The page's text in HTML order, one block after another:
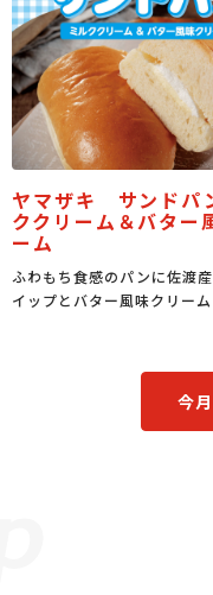
JAPAN餃子大賞 金
スタミナ焼き餃子
国産豚肉の旨みと国産野菜
㎜の超薄皮でもちもち食感。
今